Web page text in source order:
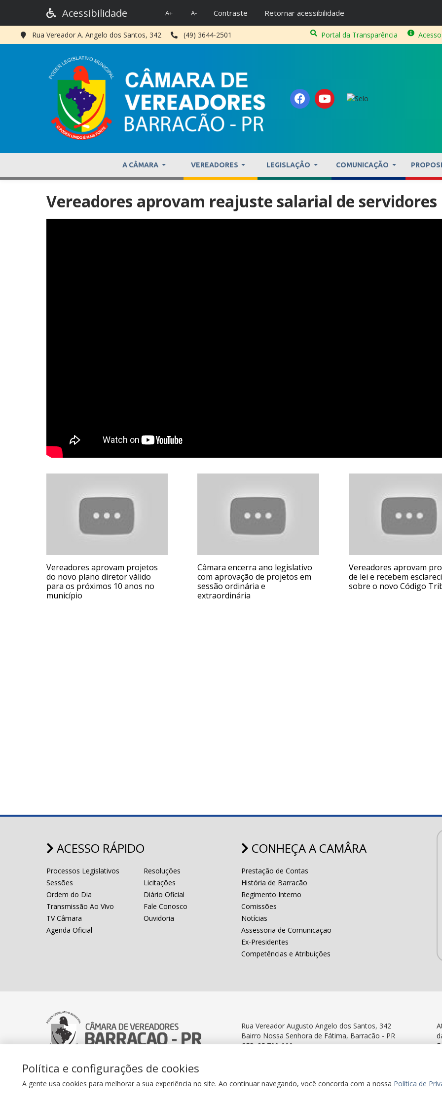
Acessibilidade A+ A- Contraste Retornar acessibilidade
Rua Vereador A. Angelo dos Santos, 342 (49) 3644-2501 Portal da Transparência
A CÂMARA VEREADORES LEGISLAÇÃO COMUNICAÇÃO
Vereadores aprovam reajuste salarial de servidores
Vereadores aprovam projetos
do novo plano diretor válido
para os próximos 10 anos no
município
Câmara encerra ano legislativo
com aprovação de projetos em
sessão ordinária e
extraordinária
Vereadores aprovam
de lei e recebem
sobre o novo Código
ACESSO RÁPIDO
Processos Legislativos
Sessões
Ordem do Dia
Transmissão Ao Vivo
TV Câmara
Agenda Oficial
Resoluções
Licitações
Diário Oficial
Fale Conosco
Ouvidoria
CONHEÇA A CAMÂRA
Prestação de Contas
História de Barracão
Regimento Interno
Comissões
Notícias
Assessoria de Comunicação
Ex-Presidentes
Competências e Atribuições
Rua Vereador Augusto Angelo dos Santos, 342
Bairro Nossa Senhora de Fátima, Barracão - PR
CEP: 85.700-000
Câmara Municipal de Vereadores de Barracão - Paraná © 2022 Todos os Direitos Reservados
Política e configurações de cookies
A gente usa cookies para melhorar a sua experiência no site. Ao continuar navegando, você concorda com a nossa Política de